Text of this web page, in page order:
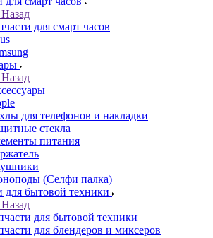
Назад
для смарт часов
Назад
для телефонов и накладки
стекла
питания
(Селфи палка)
для бытовой техники
Назад
для бытовой техники
для блендеров и миксеров